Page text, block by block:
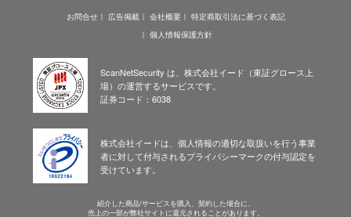
お問合せ 広告掲載 会社概要
特定商取引法に基づく表記
個人情報保護方針
ScanNetSecurity は、株式会社イード（東証グロース上
場）の運営するサービスです。
証券コード：6038
株式会社イードは、個人情報の適切な取扱いを行う事業
者に対して付与されるプライバシーマークの付与認定を
受けています。
紹介した商品/サービスを購入、契約した場合に、
売上の一部が弊社サイトに還元されることがあります。